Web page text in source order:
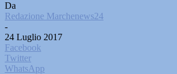
Da
Redazione Marchenews24
-
24 Luglio 2017
Facebook
Twitter
WhatsApp